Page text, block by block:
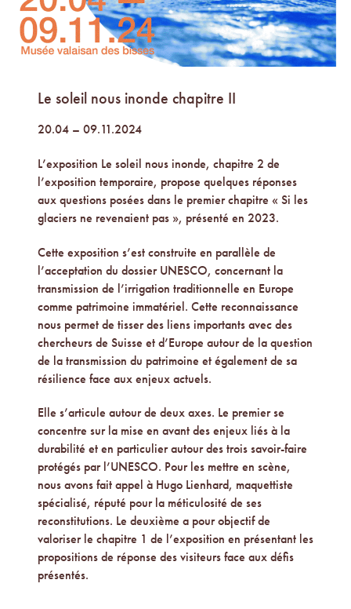
Le soleil nous inonde chapitre II
20.04 – 09.11.2024
L’exposition Le soleil nous inonde, chapitre 2 de
l’exposition temporaire, propose quelques réponses
aux questions posées dans le premier chapitre « Si les
glaciers ne revenaient pas », présenté en 2023.
Cette exposition s’est construite en parallèle de
l’acceptation du dossier UNESCO, concernant la
transmission de l’irrigation traditionnelle en Europe
comme patrimoine immatériel. Cette reconnaissance
nous permet de tisser des liens importants avec des
chercheurs de Suisse et d’Europe autour de la question
de la transmission du patrimoine et également de sa
résilience face aux enjeux actuels.
Elle s’articule autour de deux axes. Le premier se
concentre sur la mise en avant des enjeux liés à la
durabilité et en particulier autour des trois savoir-faire
protégés par l’UNESCO. Pour les mettre en scène,
nous avons fait appel à Hugo Lienhard, maquettiste
spécialisé, réputé pour la méticulosité de ses
reconstitutions. Le deuxième a pour objectif de
valoriser le chapitre 1 de l’exposition en présentant les
propositions de réponse des visiteurs face aux défis
présentés.